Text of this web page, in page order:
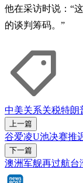
他在采访时说：“
的谈判筹码。”
中美关系关税特朗
上一篇
谷爱凌U池决赛推
下一篇
澳洲军舰再过航台